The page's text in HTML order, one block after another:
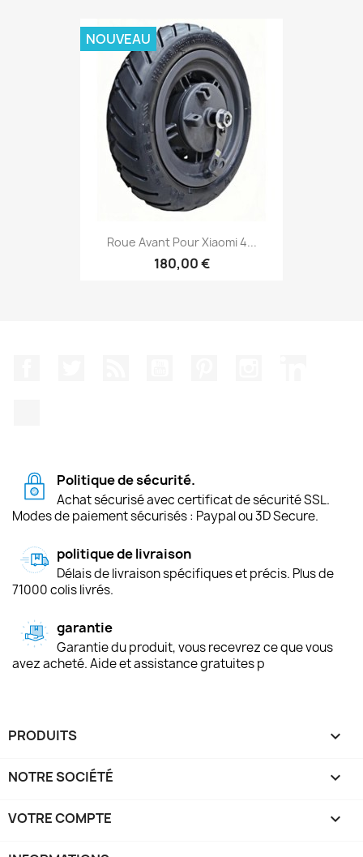
Roue Avant Pour Xiaomi 4...
180,00 €
NOUVEAU
Politique de sécurité.
Achat sécurisé avec certificat de sécurité SSL.
Modes de paiement sécurisés : Paypal ou 3D Secure.
politique de livraison
Délais de livraison spécifiques et précis. Plus de
71000 colis livrés.
garantie
Garantie du produit, vous recevrez ce que vous
avez acheté. Aide et assistance gratuites p
PRODUITS 
NOTRE SOCIÉTÉ 
VOTRE COMPTE 